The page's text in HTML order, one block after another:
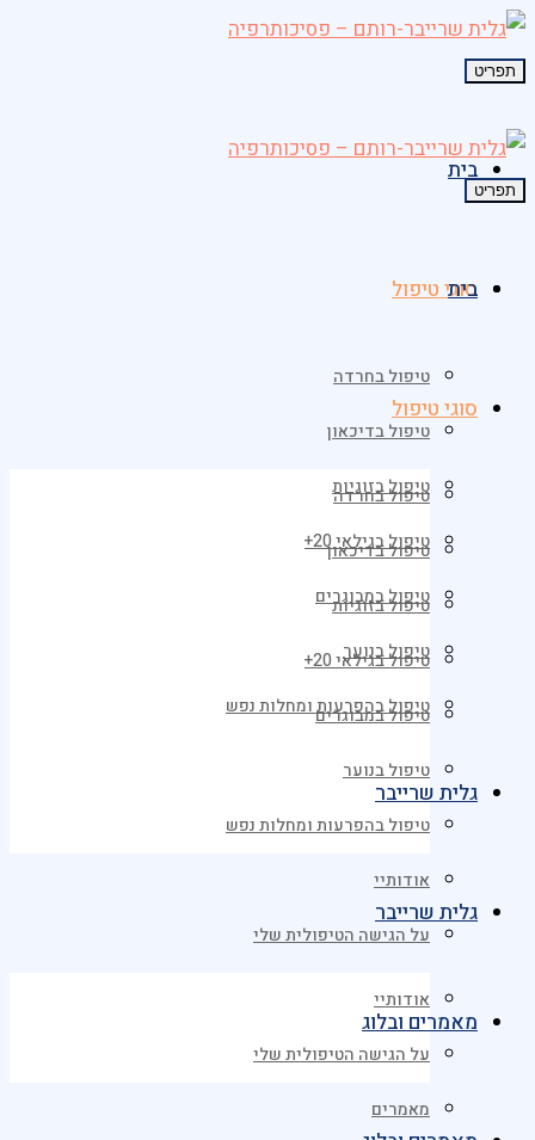
תפריט
בית
סוגי טיפול
טיפול בחרדה
טיפול בדיכאון
טיפול בזוגיות
טיפול בגילאי 20+
טיפול במבוגרים
טיפול בנוער
טיפול בהפרעות ומחלות נפש
גלית שרייבר
אודותיי
על הגישה הטיפולית שלי
מאמרים ובלוג
מאמרים
תפריט
בית
סוגי טיפול
טיפול בחרדה
טיפול בדיכאון
טיפול בזוגיות
טיפול בגילאי 20+
טיפול במבוגרים
טיפול בנוער
טיפול בהפרעות ומחלות נפש
גלית שרייבר
אודותיי
על הגישה הטיפולית שלי